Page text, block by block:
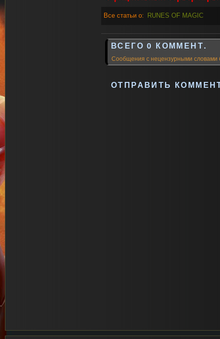
Все статьи о: RUNES OF MAGIC
ВСЕГО 0 КОММЕНТ.
Сообщения с нецензурными словами
ОТПРАВИТЬ